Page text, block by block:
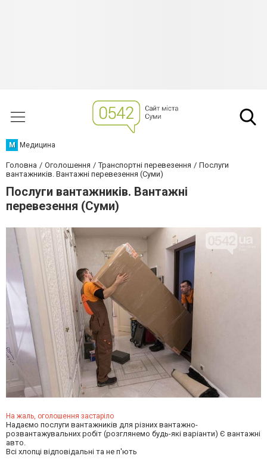
М Медицина
Головна Оголошення Транспортні перевезення
Послуги
вантажників. Вантажні перевезення (Суми)
Послуги вантажників. Вантажні
перевезення (Суми)
На жаль, оголошення застаріло
Надаємо послуги вантажників для різних вантажно-
розвантажувальних робіт (розглянемо будь-які варіанти) Є вантажні
авто.
Всі хлопці відповідальні та не п'ють